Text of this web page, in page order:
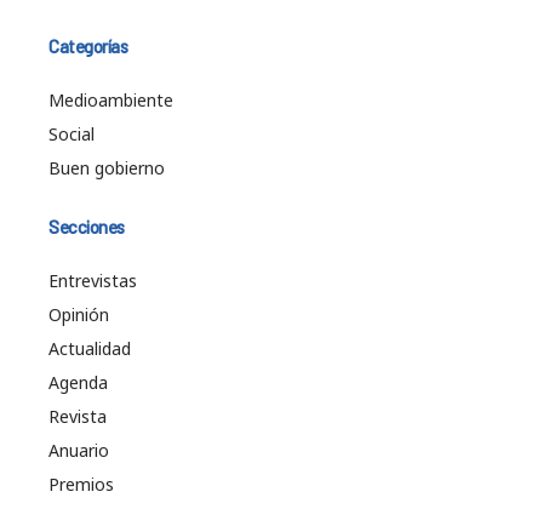
Categorías
Medioambiente
Social
Buen gobierno
Secciones
Entrevistas
Opinión
Actualidad
Agenda
Revista
Anuario
Premios